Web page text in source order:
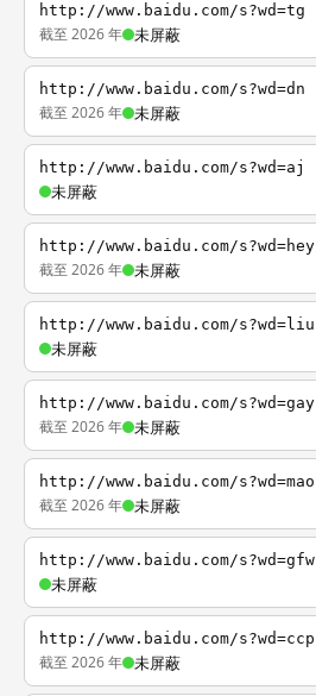
http://www.baidu.com/s?wd=tg
截至 2026 年 未屏蔽
http://www.baidu.com/s?wd=dn
截至 2026 年 未屏蔽
http://www.baidu.com/s?wd=aj
未屏蔽
http://www.baidu.com/s?wd=hey
截至 2026 年 未屏蔽
http://www.baidu.com/s?wd=liu
未屏蔽
http://www.baidu.com/s?wd=gay
截至 2026 年 未屏蔽
http://www.baidu.com/s?wd=mao
截至 2026 年 未屏蔽
http://www.baidu.com/s?wd=gfw
未屏蔽
http://www.baidu.com/s?wd=ccp
截至 2026 年 未屏蔽